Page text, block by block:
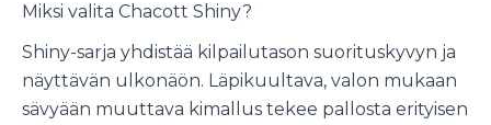
Miksi valita Chacott Shiny?
Shiny-sarja yhdistää kilpailutason suorituskyvyn ja
näyttävän ulkonäön. Läpikuultava, valon mukaan
sävyään muuttava kimallus tekee pallosta erityisen